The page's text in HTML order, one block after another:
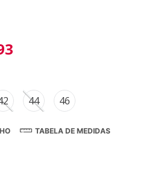
44 46
TABELA DE MEDIDAS